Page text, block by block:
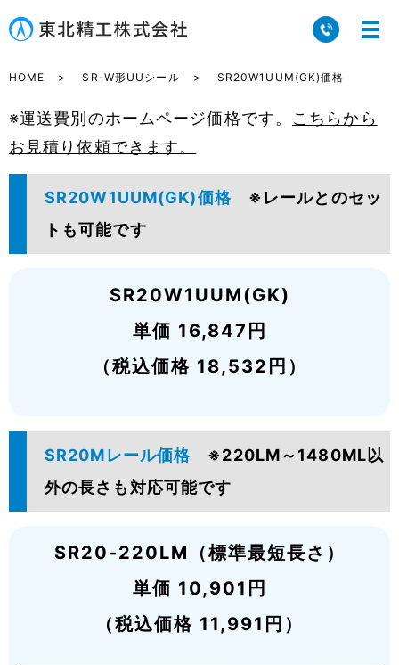
HOME SR-W形UUシール SR20W1UUM(GK)価格
※運送費別のホームページ価格です。 こちらから
お見積り依頼できます。
SR20W1UUM(GK)価格 ※レールとのセッ
トも可能です
SR20W1UUM(GK)
単価 16,847円
（税込価格 18,532円）
SR20Mレール価格 ※220LM～1480ML以
外の長さも対応可能です
SR20-220LM（標準最短長さ）
単価 10,901円
（税込価格 11,991円）